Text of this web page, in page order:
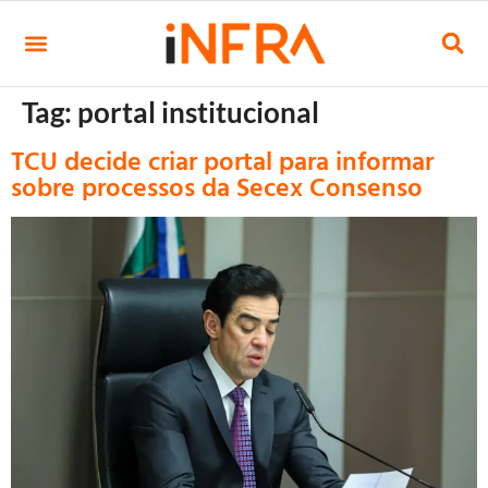
Tag: portal institucional
TCU decide criar portal para informar
sobre processos da Secex Consenso